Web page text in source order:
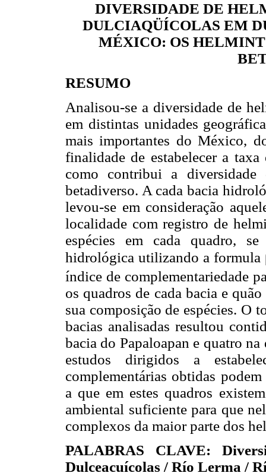
DIVERSIDADE DE
DULCIAQÜÍCOLAS EM
MÉXICO: OS
RESUMO
Analisou-se a diversidade de
em distintas unidades
mais importantes do México,
finalidade de estabelecer a
como contribui a
betadiverso. A cada bacia
levou-se em consideração
localidade com registro de
espécies em cada quadro,
hidrológica utilizando a formula
índice de complementariedade
os quadros de cada bacia e
sua composição de espécies. O
bacias analisadas resultou
bacia do Papaloapan e quatro
estudos dirigidos a
complementárias obtidas
a que em estes quadros
ambiental suficiente para que
complexos da maior parte dos
PALABRAS CLAVE:
Dulceacuícolas / Río Lerma /